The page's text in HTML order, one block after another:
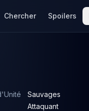
Chercher Spoilers
Sauvages
Attaquant